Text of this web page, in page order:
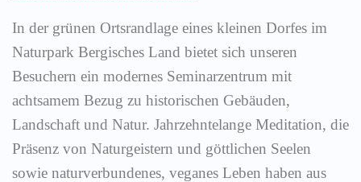
In der grünen Ortsrandlage eines kleinen Dorfes im
Naturpark Bergisches Land bietet sich unseren
Besuchern ein modernes Seminarzentrum mit
achtsamem Bezug zu historischen Gebäuden,
Landschaft und Natur. Jahrzehntelange Meditation, die
Präsenz von Naturgeistern und göttlichen Seelen
sowie naturverbundenes, veganes Leben haben aus